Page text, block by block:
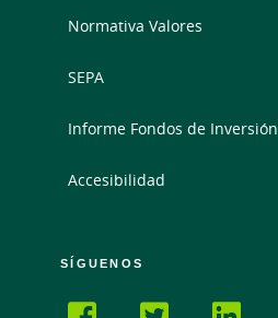
Normativa Valores
SEPA
Informe Fondos de Inversión
Accesibilidad
SÍGUENOS